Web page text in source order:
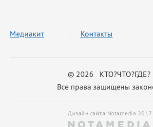
© 2026 КТО?ЧТО?ГДЕ?
Все права защищены
Медиакит Контакты
Дизайн сайта Notamedia 2017